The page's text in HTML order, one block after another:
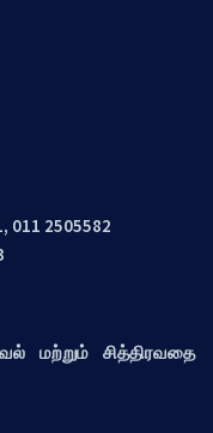
011 2505582
மற்றும் சித்திரவதை